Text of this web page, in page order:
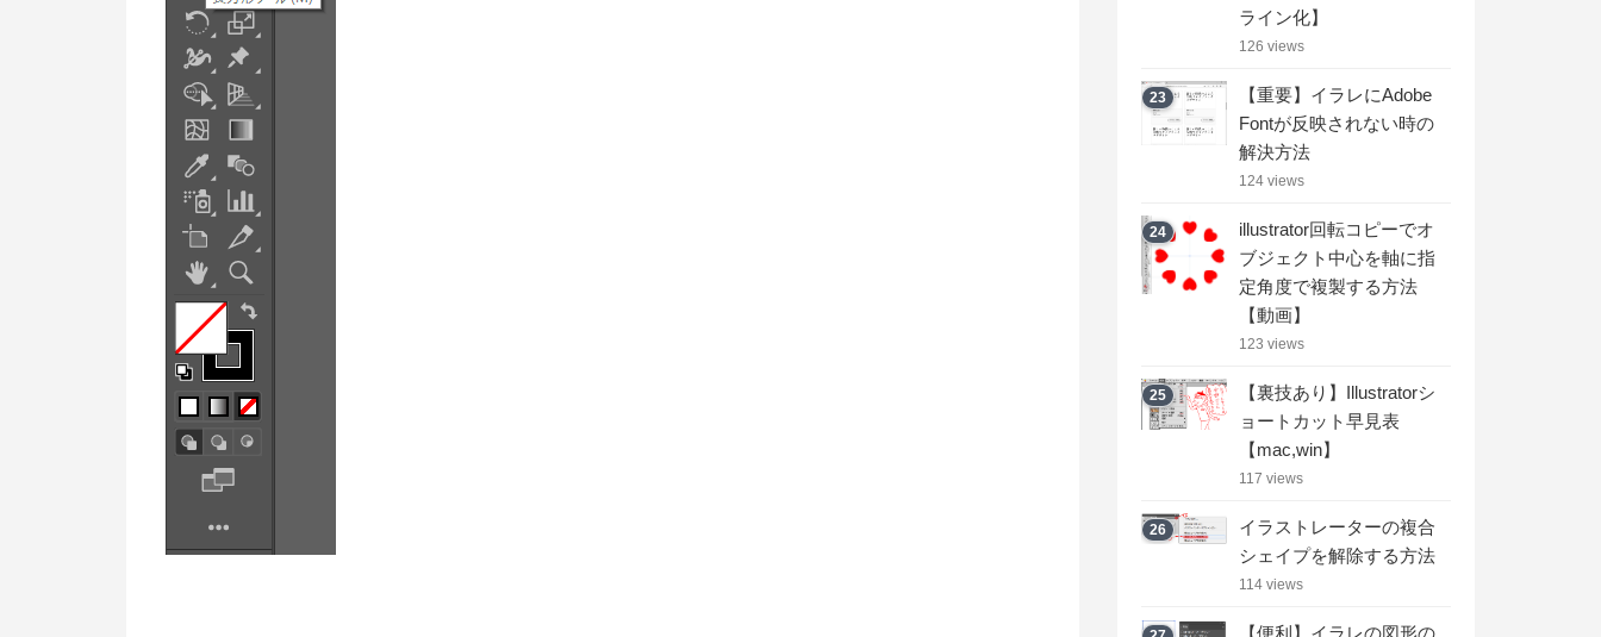
ライン化】
126 views
23
【重要】イラレにAdobe
Fontが反映されない時の
解決方法
124 views
24
illustrator回転コピーでオ
ブジェクト中心を軸に指
定角度で複製する方法
【動画】
123 views
25
【裏技あり】Illustratorシ
ョートカット早見表
【mac,win】
117 views
26
イラストレーターの複合
シェイプを解除する方法
114 views
【便利】イラレの図形の